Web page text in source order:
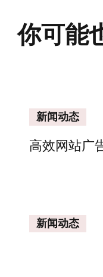
你可能
新闻动态
高效网站广
新闻动态